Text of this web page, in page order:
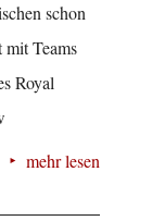
schon
mit Teams
Royal
mehr lesen